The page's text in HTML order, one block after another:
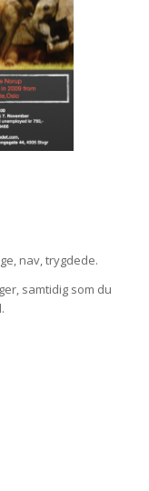
nav, trygdede.
samtidig som du